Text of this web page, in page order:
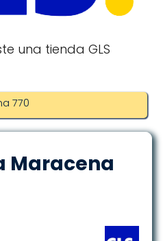
una tienda GLS
770
Maracena